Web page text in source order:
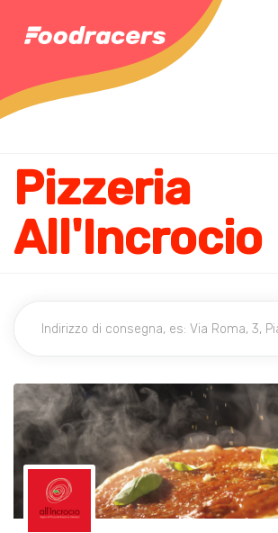
Pizzeria
All'Incrocio